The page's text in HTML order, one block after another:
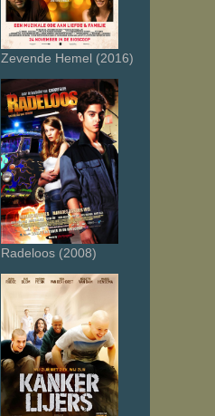
Zevende Hemel (2016)
Radeloos (2008)